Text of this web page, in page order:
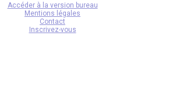
Accéder à la version bureau
Mentions légales
Contact
Inscrivez-vous